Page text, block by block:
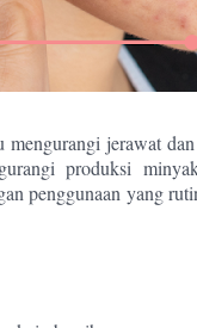
mengurangi jerawat
produksi
penggunaan yang